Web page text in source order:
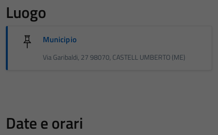
Luogo
Municipio
Via Garibaldi, 27 98070, CASTELL UMBERTO (ME)
Date e orari